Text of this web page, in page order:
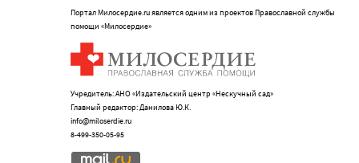
Портал Милосердие.ru является одним из проектов Православной службы
помощи «Милосердие»
Учредитель: АНО «Издательский центр «Нескучный сад»
Главный редактор: Данилова Ю.К.
info@miloserdie.ru
8-499-350-05-95